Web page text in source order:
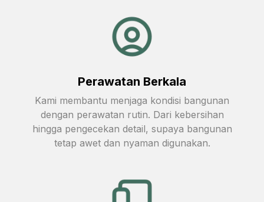
Perawatan Berkala
Kami membantu menjaga kondisi bangunan
dengan perawatan rutin. Dari kebersihan
hingga pengecekan detail, supaya bangunan
tetap awet dan nyaman digunakan.